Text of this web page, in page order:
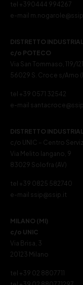
tel +390444 994267
e-mail
DISTRETTO
c/o POTECO
Via San Tommaso, 119/
56029 S. Croce s/Arno
tel +39 0571 32542
e-mail
DISTRETTO
c/o UNIC – Centro
Via Melito Iangano, 9
83029 Solofra (AV)
tel +39 0825 582740
e-mail ssip@ssip.it
MILANO (MI)
c/o UNIC
Via Brisa, 3
20123 Milano
tel +39 02 8807711